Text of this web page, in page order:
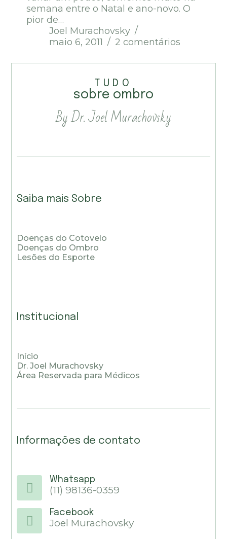
semana entre o Natal e ano-novo. O
pior de…
Joel Murachovsky
maio 6, 2011
2 comentários
TUDO
sobre ombro
By Dr. Joel Murachovsky
Saiba mais Sobre
Doenças do Cotovelo
Doenças do Ombro
Lesões do Esporte
Institucional
Início
Dr. Joel Murachovsky
Área Reservada para Médicos
Informações de contato
Whatsapp
(11) 98136-0359
Facebook
Joel Murachovsky